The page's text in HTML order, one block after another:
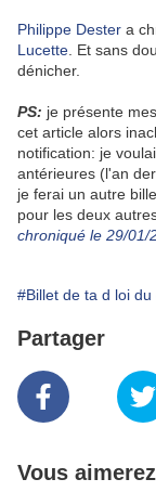
Philippe Dester a
Lucette . Et sans
dénicher.
PS: je présente
cet article alors
notification: je
antérieures (l'an
je ferai un autre
pour les deux
chroniqué le 29/01/
#Billet de ta d loi du
Partager
Vous